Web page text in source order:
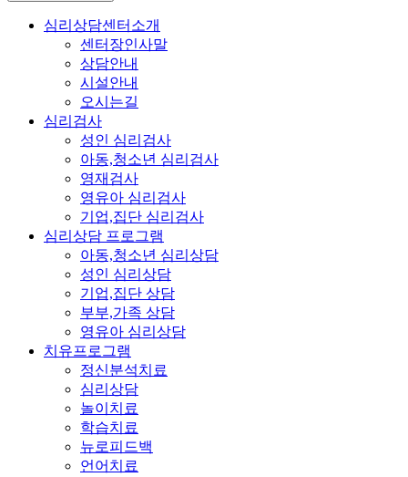
심리상담센터소개
센터장인사말
상담안내
시설안내
오시는길
심리검사
성인 심리검사
아동,청소년 심리검사
영재검사
영유아 심리검사
기업,집단 심리검사
심리상담 프로그램
아동,청소년 심리상담
성인 심리상담
기업,집단 상담
부부,가족 상담
영유아 심리상담
치유프로그램
정신분석치료
심리상담
놀이치료
학습치료
뉴로피드백
언어치료